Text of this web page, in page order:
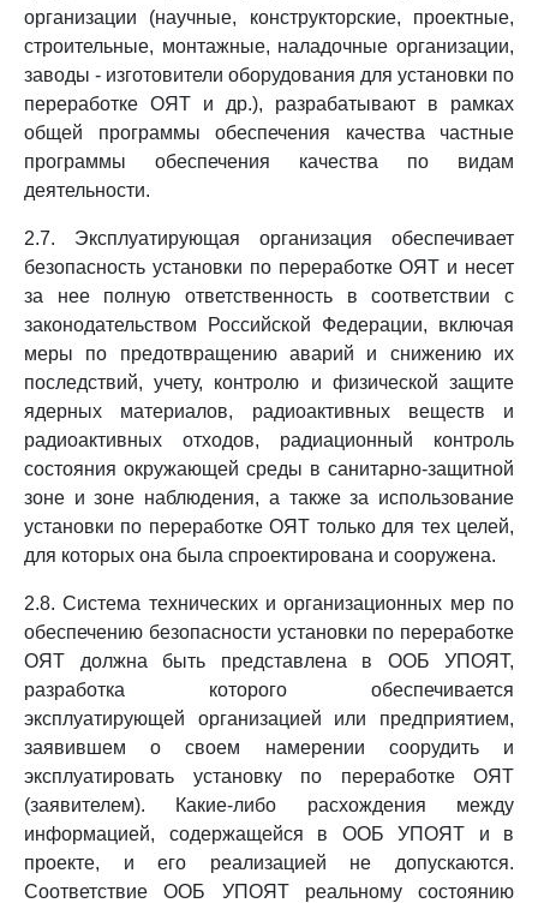
организации (научные, конструкторские, проектные,
строительные, монтажные, наладочные организации,
заводы - изготовители оборудования для установки по
переработке ОЯТ и др.), разрабатывают в рамках
общей программы обеспечения качества частные
программы обеспечения качества по видам
деятельности.
2.7. Эксплуатирующая организация обеспечивает
безопасность установки по переработке ОЯТ и несет
за нее полную ответственность в соответствии с
законодательством Российской Федерации, включая
меры по предотвращению аварий и снижению их
последствий, учету, контролю и физической защите
ядерных материалов, радиоактивных веществ и
радиоактивных отходов, радиационный контроль
состояния окружающей среды в санитарно-защитной
зоне и зоне наблюдения, а также за использование
установки по переработке ОЯТ только для тех целей,
для которых она была спроектирована и сооружена.
2.8. Система технических и организационных мер по
обеспечению безопасности установки по переработке
ОЯТ должна быть представлена в ООБ УПОЯТ,
разработка которого обеспечивается
эксплуатирующей организацией или предприятием,
заявившем о своем намерении соорудить и
эксплуатировать установку по переработке ОЯТ
(заявителем). Какие-либо расхождения между
информацией, содержащейся в ООБ УПОЯТ и в
проекте, и его реализацией не допускаются.
Соответствие ООБ УПОЯТ реальному состоянию